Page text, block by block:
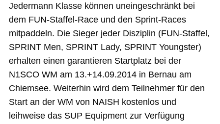
Jedermann Klasse können uneingeschränkt bei
dem FUN-Staffel-Race und den Sprint-Races
mitpaddeln. Die Sieger jeder Disziplin (FUN-Staffel,
SPRINT Men, SPRINT Lady, SPRINT Youngster)
erhalten einen garantieren Startplatz bei der
N1SCO WM am 13.+14.09.2014 in Bernau am
Chiemsee. Weiterhin wird dem Teilnehmer für den
Start an der WM von NAISH kostenlos und
leihweise das SUP Equipment zur Verfügung